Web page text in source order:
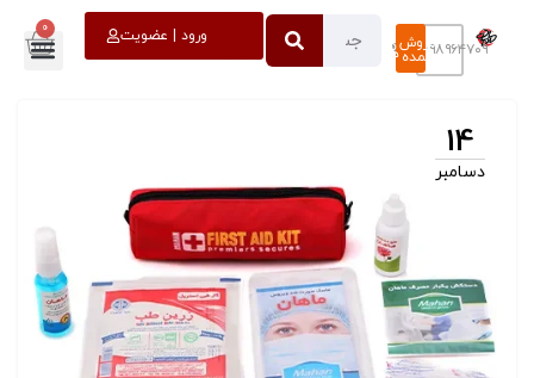
۰۹۳۹۸۹۶۴۷۰۹
فروش
عمده
ورود | عضویت 0
14
دسامبر